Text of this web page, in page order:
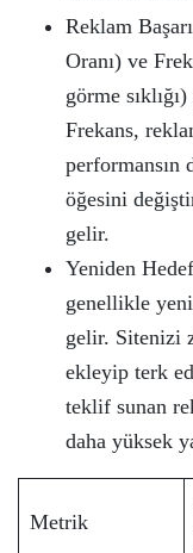
Reklam
Oranı) ve
görme
Frekans,
performansın
öğesini
gelir.
Yeniden
genellikle
gelir. Sitenizi
ekleyip terk
teklif sunan
daha yüksek
Metrik